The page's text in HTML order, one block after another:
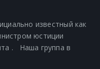
известный как
юстиции
. Наша группа в